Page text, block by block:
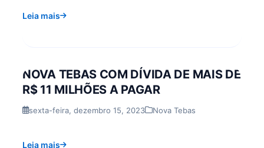
Leia mais
NOVA TEBAS COM DÍVIDA DE MAIS DE
R$ 11 MILHÕES A PAGAR
sexta-feira, dezembro 15, 2023 Nova Tebas
Leia mais